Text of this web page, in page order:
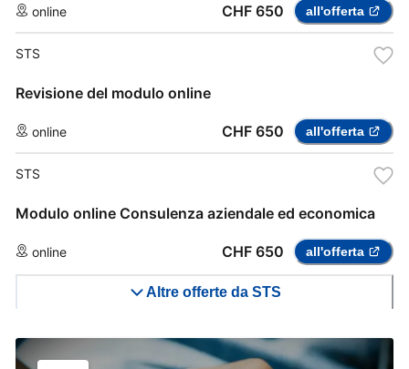
online CHF 650 all'offerta
STS
Revisione del modulo online
online CHF 650 all'offerta
STS
Modulo online Consulenza aziendale ed economica
online CHF 650 all'offerta
Altre offerte da STS